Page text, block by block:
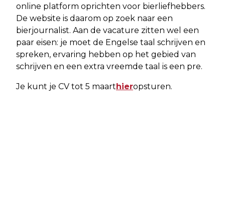
online platform oprichten voor bierliefhebbers.
De website is daarom op zoek naar een
bierjournalist. Aan de vacature zitten wel een
paar eisen: je moet de Engelse taal schrijven en
spreken, ervaring hebben op het gebied van
schrijven en een extra vreemde taal is een pre.
Je kunt je CV tot 5 maart hieropsturen.